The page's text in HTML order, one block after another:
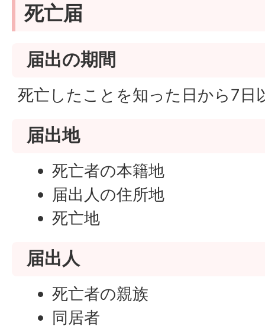
死亡届
届出の期間
死亡したことを知った日から7日
届出地
死亡者の本籍地
届出人の住所地
死亡地
届出人
死亡者の親族
同居者